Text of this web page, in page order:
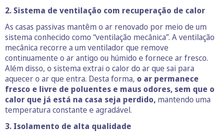
2. Sistema de ventilação com recuperação de calor
As casas passivas mantêm o ar renovado por meio de um
sistema conhecido como “ventilação mecânica”. A ventilação
mecânica recorre a um ventilador que remove
continuamente o ar antigo ou húmido e fornece ar fresco.
Além disso, o sistema extrai o calor do ar que sai para
aquecer o ar que entra. Desta forma, o ar permanece
fresco e livre de poluentes e maus odores, sem que o
calor que já está na casa seja perdido, mantendo uma
temperatura constante e agradável.
3. Isolamento de alta qualidade